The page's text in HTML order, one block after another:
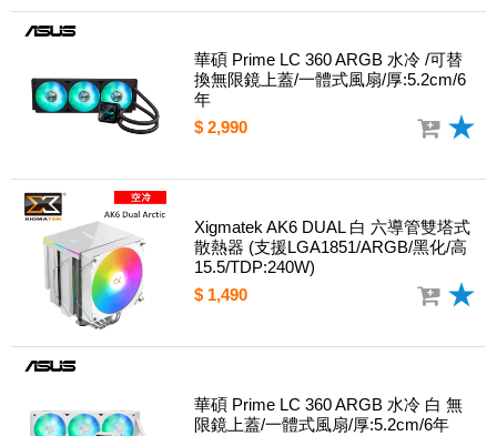
華碩 Prime LC 360 ARGB 水冷 /可替
換無限鏡上蓋/一體式風扇/厚:5.2cm/6
年
$ 2,990
Xigmatek AK6 DUAL 白 六導管雙塔式
散熱器 (支援LGA1851/ARGB/黑化/高
15.5/TDP:240W)
$ 1,490
華碩 Prime LC 360 ARGB 水冷 白 無
限鏡上蓋/一體式風扇/厚:5.2cm/6年